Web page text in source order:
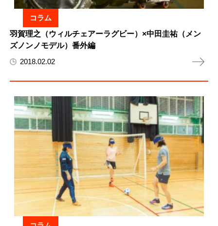
コラム
羽賀理之（ウィルチェアーラグビー）×中田圭祐（メン
ズノンノモデル）番外編
2018.02.02